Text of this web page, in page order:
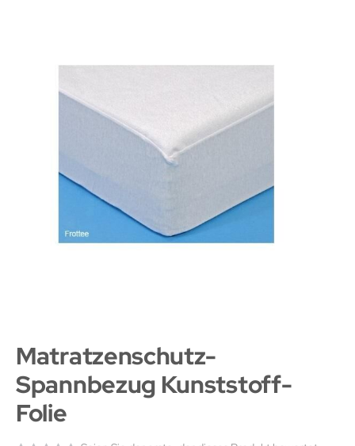
Matratzenschutz-
Spannbezug Kunststoff-
Folie